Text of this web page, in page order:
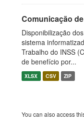
Comunicação
Disponibilização
sistema
Trabalho do INSS
de benefício por...
XLSX CSV ZIP
You can also access